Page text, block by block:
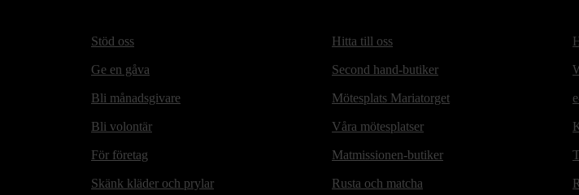
Stöd oss
Ge en gåva
Bli månadsgivare
Bli volontär
För företag
Skänk kläder och prylar
Hitta till oss
Second hand-butiker
Mötesplats Mariatorget
Våra mötesplatser
Matmissionen-butiker
Rusta och matcha